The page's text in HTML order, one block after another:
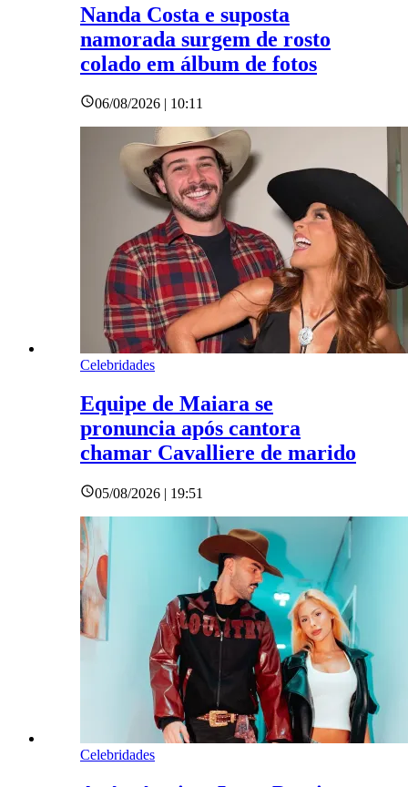
Nanda Costa e suposta
namorada surgem de rosto
colado em álbum de fotos
06/08/2026 | 10:11
Celebridades
Equipe de Maiara se
pronuncia após cantora
chamar Cavalliere de marido
05/08/2026 | 19:51
Celebridades